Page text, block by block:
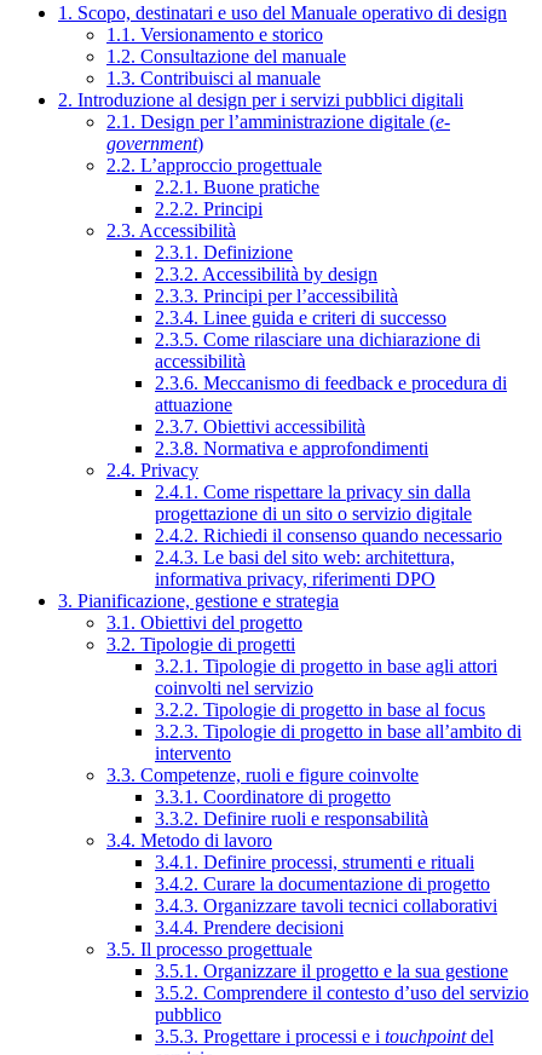
1. Scopo, destinatari e uso del Manuale operativo di design
1.1. Versionamento e storico
1.2. Consultazione del manuale
1.3. Contribuisci al manuale
2. Introduzione al design per i servizi pubblici digitali
2.1. Design per l’amministrazione digitale (e-
government)
2.2. L’approccio progettuale
2.2.1. Buone pratiche
2.2.2. Principi
2.3. Accessibilità
2.3.1. Definizione
2.3.2. Accessibilità by design
2.3.3. Principi per l’accessibilità
2.3.4. Linee guida e criteri di successo
2.3.5. Come rilasciare una dichiarazione di
accessibilità
2.3.6. Meccanismo di feedback e procedura di
attuazione
2.3.7. Obiettivi accessibilità
2.3.8. Normativa e approfondimenti
2.4. Privacy
2.4.1. Come rispettare la privacy sin dalla
progettazione di un sito o servizio digitale
2.4.2. Richiedi il consenso quando necessario
2.4.3. Le basi del sito web: architettura,
informativa privacy, riferimenti DPO
3. Pianificazione, gestione e strategia
3.1. Obiettivi del progetto
3.2. Tipologie di progetti
3.2.1. Tipologie di progetto in base agli attori
coinvolti nel servizio
3.2.2. Tipologie di progetto in base al focus
3.2.3. Tipologie di progetto in base all’ambito di
intervento
3.3. Competenze, ruoli e figure coinvolte
3.3.1. Coordinatore di progetto
3.3.2. Definire ruoli e responsabilità
3.4. Metodo di lavoro
3.4.1. Definire processi, strumenti e rituali
3.4.2. Curare la documentazione di progetto
3.4.3. Organizzare tavoli tecnici collaborativi
3.4.4. Prendere decisioni
3.5. Il processo progettuale
3.5.1. Organizzare il progetto e la sua gestione
3.5.2. Comprendere il contesto d’uso del servizio
pubblico
3.5.3. Progettare i processi e i touchpointdel